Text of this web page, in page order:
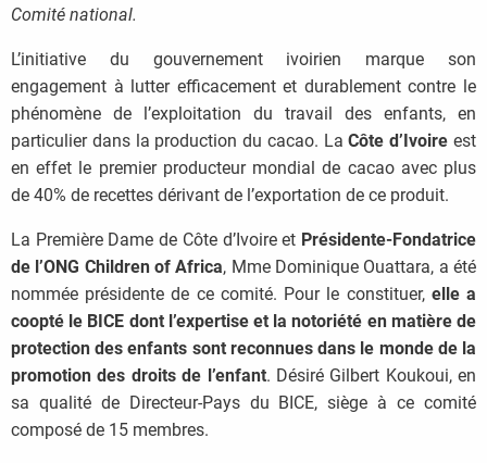
Comité national.
L’initiative du gouvernement ivoirien marque son
engagement à lutter efficacement et durablement contre le
phénomène de l’exploitation du travail des enfants, en
particulier dans la production du cacao. LaCôte d’Ivoire est
en effet le premier producteur mondial de cacao avec plus
de 40% de recettes dérivant de l’exportation de ce produit.
La Première Dame de Côte d’Ivoire et Présidente-Fondatrice
de l’ONG Children of Africa, Mme Dominique Ouattara, a été
nommée présidente de ce comité. Pour le constituer, elle a
coopté le BICE dont l’expertise et la notoriété en matière de
protection des enfants sont reconnues dans le monde de la
promotion des droits de l’enfant. Désiré Gilbert Koukoui, en
sa qualité de Directeur-Pays du BICE, siège à ce comité
composé de 15 membres.